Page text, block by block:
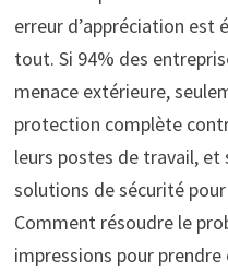
erreur d’appréciation est
tout. Si 94% des
menace extérieure,
protection complète
leurs postes de travail,
solutions de sécurité
Comment résoudre le
impressions pour